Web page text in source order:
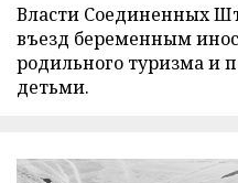
Власти Соединенных
въезд беременным
родильного туризма и
детьми.